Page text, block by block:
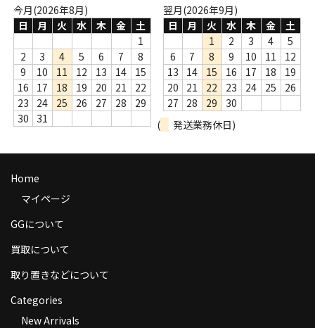
Webのみ no.2
Webのみ no.3
Webのみ no.4
売り切れ
Help
送料
商品の発送
返品
コンディション
Privacy Policy
今月(2026年8月)
日
月 火 水 木 金
土
1
2
3 4 5 6 7
8
9
10 11 12 13 14
15
16
17 18 19 20 21
22
23
24 25 26 27 28
29
30
31
翌月(2026年9月)
日
月 火 水 木 金
土
1
2 3 4
5
6
7 8 9 10 11
12
13
14 15 16 17 18
19
20
21 22 23 24 25
26
27
28 29
30
(
発送業務休日)
Home
マイページ
GGについて
買取について
取り置きなどについて
Categories
New Arrivals